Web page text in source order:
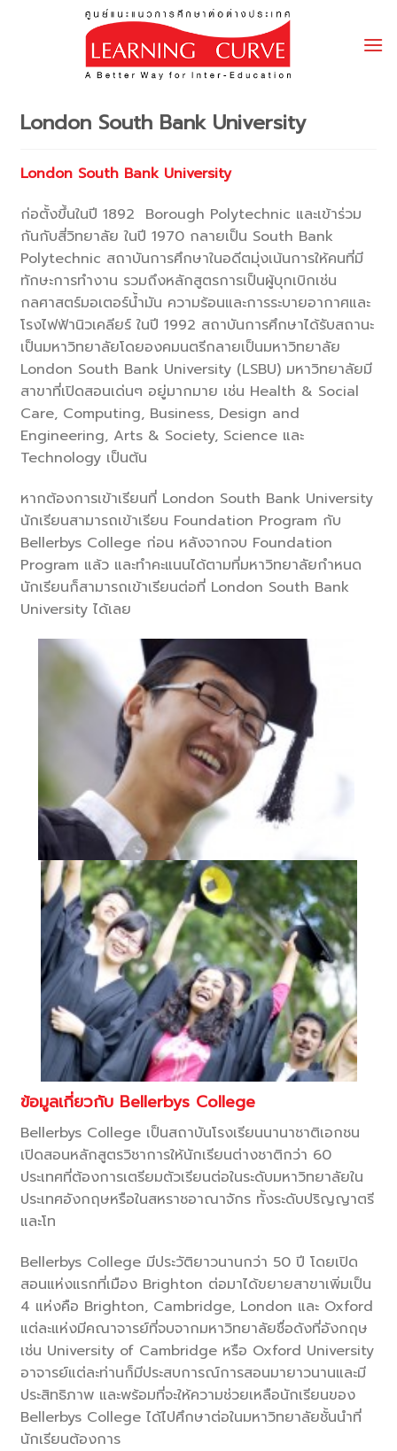
London South Bank University
London South Bank University
ก่อตั้งขึ้นในปี 1892 Borough Polytechnic และเข้าร่วม
กันกับสี่วิทยาลัย ในปี 1970 กลายเป็น South Bank
Polytechnic สถาบันการศึกษาในอดีตมุ่งเน้นการให้คนที่มี
ทักษะการทำงาน รวมถึงหลักสูตรการเป็นผู้บุกเบิกเช่น
กลศาสตร์มอเตอร์น้ำมัน ความร้อนและการระบายอากาศและ
โรงไฟฟ้านิวเคลียร์ ในปี 1992 สถาบันการศึกษาได้รับสถานะ
เป็นมหาวิทยาลัยโดยองคมนตรีกลายเป็นมหาวิทยาลัย
London South Bank University (LSBU) มหาวิทยาลัยมี
สาขาที่เปิดสอนเด่นๆ อยู่มากมาย เช่น Health & Social
Care, Computing, Business, Design and
Engineering, Arts & Society, Science และ
Technology เป็นต้น
หากต้องการเข้าเรียนที่ London South Bank University
นักเรียนสามารถเข้าเรียน Foundation Program กับ
Bellerbys College ก่อน หลังจากจบ Foundation
Program แล้ว และทำคะแนนได้ตามที่มหาวิทยาลัยกำหนด
นักเรียนก็สามารถเข้าเรียนต่อที่ London South Bank
University ได้เลย
ข้อมูลเกี่ยวกับ Bellerbys College
Bellerbys College เป็นสถาบันโรงเรียนนานาชาติเอกชน
เปิดสอนหลักสูตรวิชาการให้นักเรียนต่างชาติกว่า 60
ประเทศที่ต้องการเตรียมตัวเรียนต่อในระดับมหาวิทยาลัยใน
ประเทศอังกฤษหรือในสหราชอาณาจักร ทั้งระดับปริญญาตรี
และโท
Bellerbys College มีประวัติยาวนานกว่า 50 ปี โดยเปิด
สอนแห่งแรกที่เมือง Brighton ต่อมาได้ขยายสาขาเพิ่มเป็น
4 แห่งคือ Brighton, Cambridge, London และ Oxford
แต่ละแห่งมีคณาจารย์ที่จบจากมหาวิทยาลัยชื่อดังที่อังกฤษ
เช่น University of Cambridge หรือ Oxford University
อาจารย์แต่ละท่านก็มีประสบการณ์การสอนมายาวนานและมี
ประสิทธิภาพ และพร้อมที่จะให้ความช่วยเหลือนักเรียนของ
Bellerbys College ได้ไปศึกษาต่อในมหาวิทยาลัยชั้นนำที่
นักเรียนต้องการ